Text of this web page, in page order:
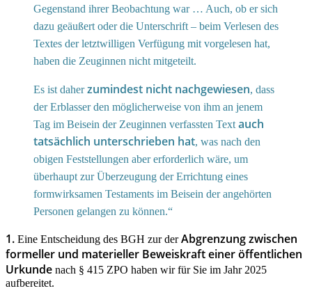
Gegenstand ihrer Beobachtung war … Auch, ob er sich
dazu geäußert oder die Unterschrift – beim Verlesen des
Textes der letztwilligen Verfügung mit vorgelesen hat,
haben die Zeuginnen nicht mitgeteilt.
Es ist daherzumindest nicht nachgewiesen, dass
der Erblasser den möglicherweise von ihm an jenem
Tag im Beisein der Zeuginnen verfassten Textauch
tatsächlich unterschrieben hat, was nach den
obigen Feststellungen aber erforderlich wäre, um
überhaupt zur Überzeugung der Errichtung eines
formwirksamen Testaments im Beisein der angehörten
Personen gelangen zu können.“
1. Eine Entscheidung des BGH zur derAbgrenzung zwischen
formeller und materieller Beweiskraft einer öffentlichen
Urkunde nach § 415 ZPO haben wir für Sie im Jahr 2025
aufbereitet.